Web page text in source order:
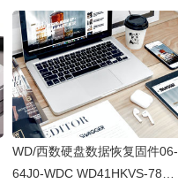
WD/西数硬盘数据恢复固件06-
64J0-WDC WD41HKVS-78AU